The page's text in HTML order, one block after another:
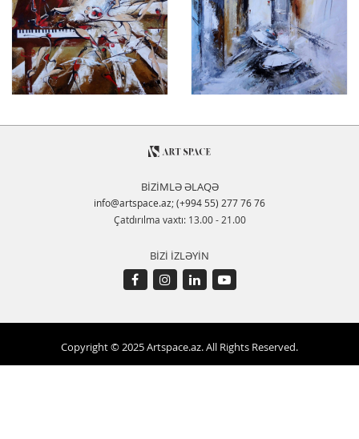
BİZİMLƏ ƏLAQƏ
info@artspace.az; (+994 55) 277 76 76
Çatdırılma vaxtı: 13.00 - 21.00
BİZİ İZLƏYİN
Copyright © 2025 Artspace.az. All Rights Reserved.